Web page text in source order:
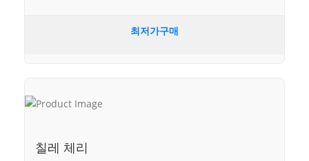
최저가구매
칠레 체리